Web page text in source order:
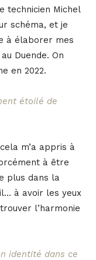
technicien Michel
schéma, et je
à élaborer mes
Duende. On
en 2022.
étoilé de
m’a appris à
à être
plus dans la
à avoir les yeux
l’harmonie
identité dans ce